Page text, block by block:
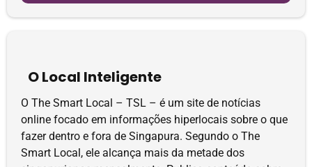
O Local Inteligente
O The Smart Local – TSL – é um site de notícias
online focado em informações hiperlocais sobre o que
fazer dentro e fora de Singapura. Segundo o The
Smart Local, ele alcança mais da metade dos